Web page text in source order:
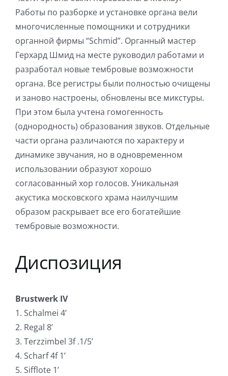
Работы по разборке и установке органа вели
многочисленные помощники и сотрудники
органной фирмы “Schmid”. Органный мастер
Герхард Шмид на месте руководил работами и
разработал новые тембровые возможности
органа. Все регистры были полностью очищены
и заново настроены, обновлены все микстуры.
При этом была учтена гомогенность
(однородность) образования звуков. Отдельные
части органа различаются по характеру и
динамике звучания, но в одновременном
использовании образуют хорошо
согласованный хор голосов. Уникальная
акустика московского храма наилучшим
образом раскрывает все его богатейшие
тембровые возможности.
Диспозиция
Brustwerk IV
1. Schalmei 4’
2. Regal 8’
3. Terzzimbel 3f .1/5’
4. Scharf 4f 1’
5. Sifflote 1’